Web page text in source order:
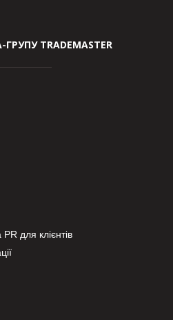
TRADEMASTER
для клієнтів